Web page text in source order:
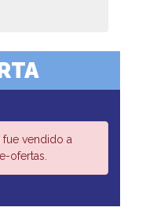
vendido a
ofertas.